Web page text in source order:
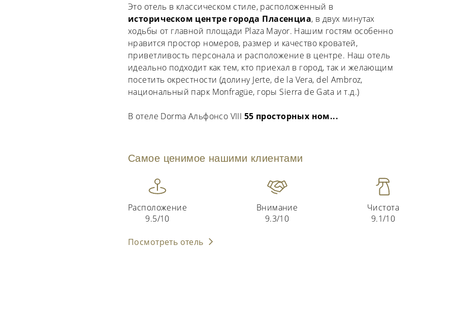
Это отель в классическом стиле, расположенный в
историческом центре города Пласенциа, в двух минутах
ходьбы от главной площади Plaza Mayor. Нашим гостям особенно
нравится простор номеров, размер и качество кроватей,
приветливость персонала и расположение в центре. Наш отель
идеально подходит как тем, кто приехал в город, так и желающим
посетить окрестности (долину Jerte, de la Vera, del Ambroz,
национальный парк Monfragüe, горы Sierra de Gata и т.д.)
В отеле Dorma Альфонсо VIII 55 просторных ном...
Самое ценимое нашими клиентами
Расположение
9.5/10
Внимание
9.3/10
Чистота
9.1/10
Посмотреть отель